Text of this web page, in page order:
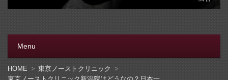
Menu
コンテンツへ移動
HOME
東京ノーストクリニック